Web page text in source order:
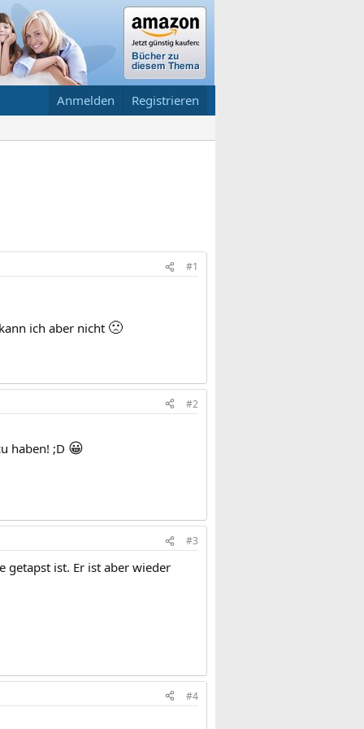
Anmelden Registrieren
#1
ich aber nicht 🙁
#2
haben! ;D 😀
#3
getapst ist. Er ist aber wieder
#4